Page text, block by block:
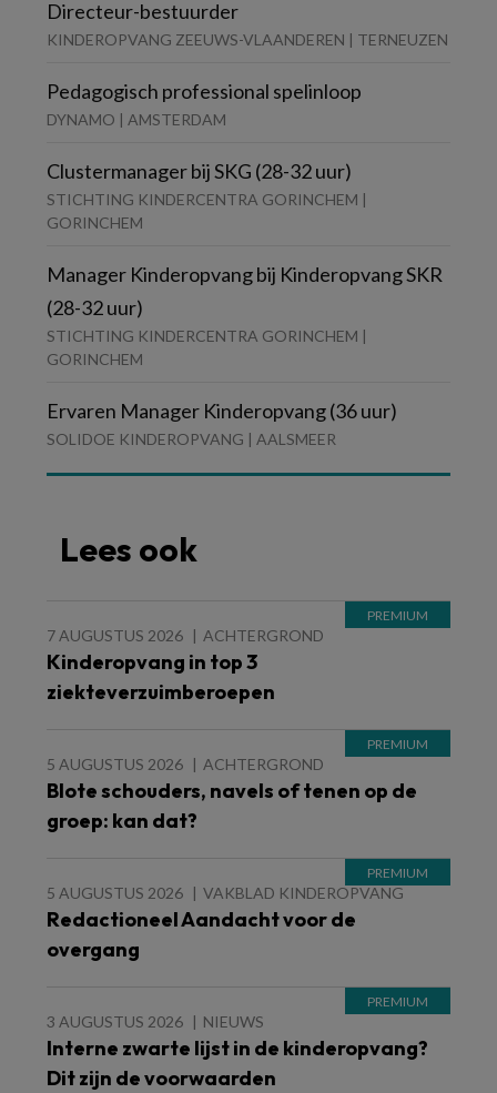
Directeur-bestuurder
KINDEROPVANG ZEEUWS-VLAANDEREN | TERNEUZEN
Pedagogisch professional spelinloop
DYNAMO | AMSTERDAM
Clustermanager bij SKG (28-32 uur)
STICHTING KINDERCENTRA GORINCHEM |
GORINCHEM
Manager Kinderopvang bij Kinderopvang SKR
(28-32 uur)
STICHTING KINDERCENTRA GORINCHEM |
GORINCHEM
Ervaren Manager Kinderopvang (36 uur)
SOLIDOE KINDEROPVANG | AALSMEER
Lees ook
7 AUGUSTUS 2026 ACHTERGROND
Kinderopvang in top 3
ziekteverzuimberoepen
5 AUGUSTUS 2026 ACHTERGROND
Blote schouders, navels of tenen op de
groep: kan dat?
5 AUGUSTUS 2026 VAKBLAD KINDEROPVANG
Redactioneel Aandacht voor de
overgang
3 AUGUSTUS 2026 NIEUWS
Interne zwarte lijst in de kinderopvang?
Dit zijn de voorwaarden